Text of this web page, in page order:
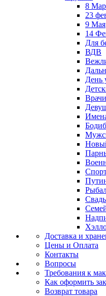
8
23
9 Мая
14
Для
ВДВ
День
Врачи
Доставка и
Цены и Оплата
Контакты
Вопросы
Требования к
Как оформить
Возврат товара